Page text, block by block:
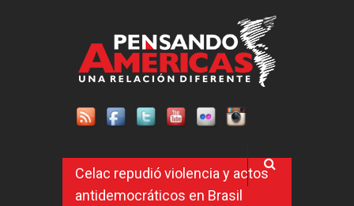
Celac repudió violencia y actos
antidemocráticos en Brasil